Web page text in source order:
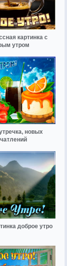
картинка с
утром
новых
доброе утро